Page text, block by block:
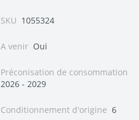
SKU 1055324
A venir Oui
Préconisation de consommation
2026 - 2029
Conditionnement d'origine 6